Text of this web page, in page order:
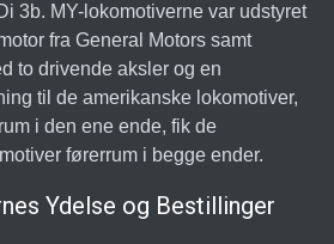
3b. MY-lokomotiverne var udstyret
fra General Motors samt
to drivende aksler og en
til de amerikanske lokomotiver,
i den ene ende, fik de
førerrum i begge ender.
Ydelse og Bestillinger